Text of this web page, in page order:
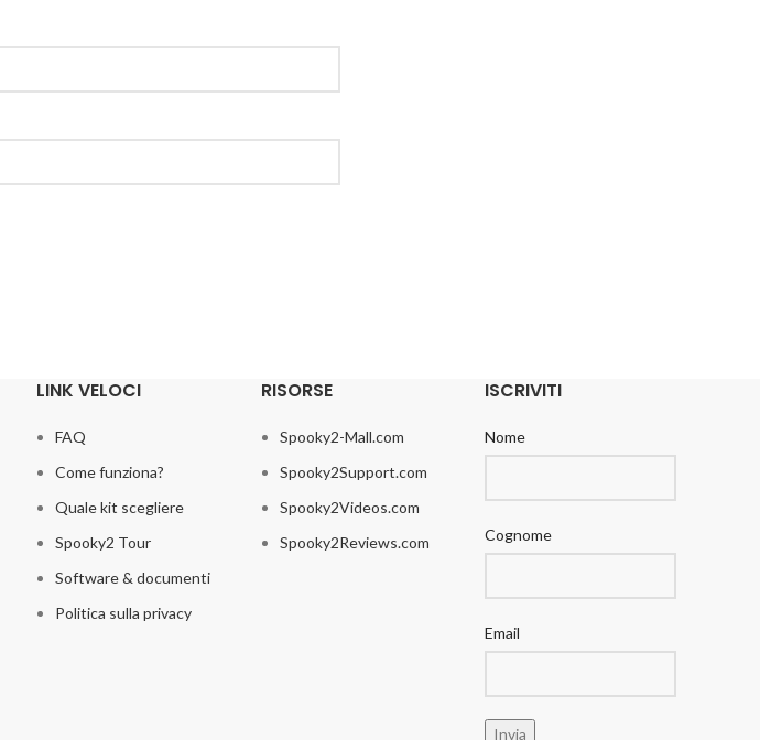
LINK VELOCI
FAQ
Come funziona?
Quale kit scegliere
Spooky2 Tour
Software & documenti
Politica sulla privacy
RISORSE
Spooky2-Mall.com
Spooky2Support.com
Spooky2Videos.com
Spooky2Reviews.com
ISCRIVITI
Nome
Cognome
Email